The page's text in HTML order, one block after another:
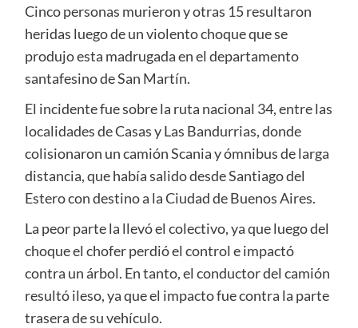
Cinco personas murieron y otras 15 resultaron
heridas luego de un violento choque que se
produjo esta madrugada en el departamento
santafesino de San Martín.
El incidente fue sobre la ruta nacional 34, entre las
localidades de Casas y Las Bandurrias, donde
colisionaron un camión Scania y ómnibus de larga
distancia, que había salido desde Santiago del
Estero con destino a la Ciudad de Buenos Aires.
La peor parte la llevó el colectivo, ya que luego del
choque el chofer perdió el control e impactó
contra un árbol. En tanto, el conductor del camión
resultó ileso, ya que el impacto fue contra la parte
trasera de su vehículo.